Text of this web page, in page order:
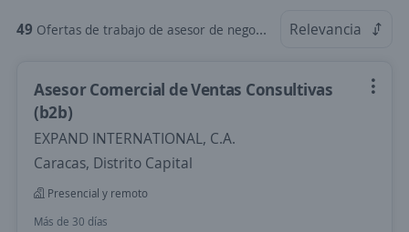
49 Ofertas de trabajo de asesor de negocios en Distrito Capital Relevancia
Asesor Comercial de Ventas Consultivas
(b2b)
EXPAND INTERNATIONAL, C.A.
Caracas, Distrito Capital
Presencial y remoto
Más de 30 días